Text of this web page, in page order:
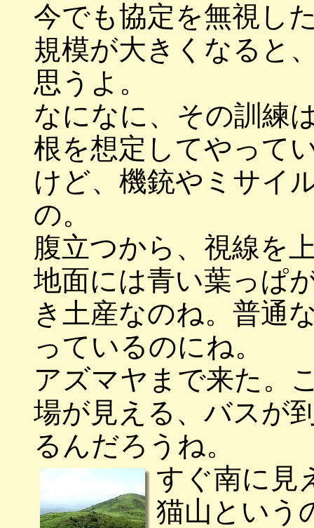
今でも協定を無視し
規模が大きくなると
思うよ。
なになに、その訓練
根を想定してやって
けど、機銃やミサイ
の。
腹立つから、視線を
地面には青い葉っぱ
き土産なのね。普通
っているのにね。
アズマヤまで来た。
場が見える、バスが
るんだろうね。
すぐ南に見
猫山という